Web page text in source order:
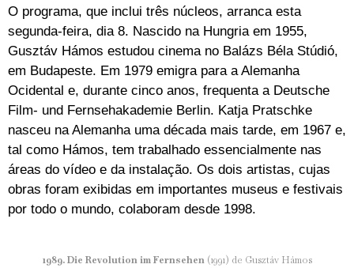
O programa, que inclui três núcleos, arranca esta
segunda-feira, dia 8. Nascido na Hungria em 1955,
Gusztáv Hámos estudou cinema no Balázs Béla Stúdió,
em Budapeste. Em 1979 emigra para a Alemanha
Ocidental e, durante cinco anos, frequenta a Deutsche
Film- und Fernsehakademie Berlin. Katja Pratschke
nasceu na Alemanha uma década mais tarde, em 1967 e,
tal como Hámos, tem trabalhado essencialmente nas
áreas do vídeo e da instalação. Os dois artistas, cujas
obras foram exibidas em importantes museus e festivais
por todo o mundo, colaboram desde 1998.
1989. Die Revolution im Fernsehen(1991) de Gusztáv Hámos